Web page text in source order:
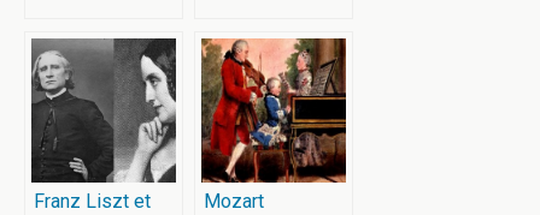
Franz Liszt et
Mozart